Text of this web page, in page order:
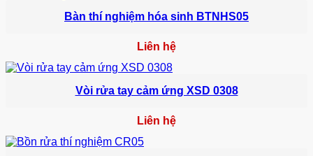
Bàn thí nghiệm hóa sinh BTNHS05
Liên hệ
Vòi rửa tay cảm ứng XSD 0308
Liên hệ